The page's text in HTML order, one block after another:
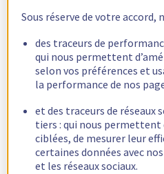
Sous réserve de votre
des traceurs de
qui nous permettent
selon vos préférences et
la performance de nos
et des traceurs de réseaux
tiers : qui nous permettent
ciblées, de mesurer leur
certaines données avec
et les réseaux sociaux.